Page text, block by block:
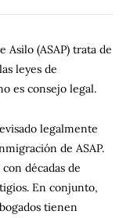
Asilo (ASAP) trata de
leyes de
es consejo legal.
legalmente
de ASAP.
décadas de
En conjunto,
tienen